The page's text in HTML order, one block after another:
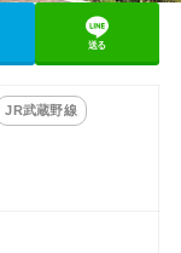
送る
JR武蔵野線